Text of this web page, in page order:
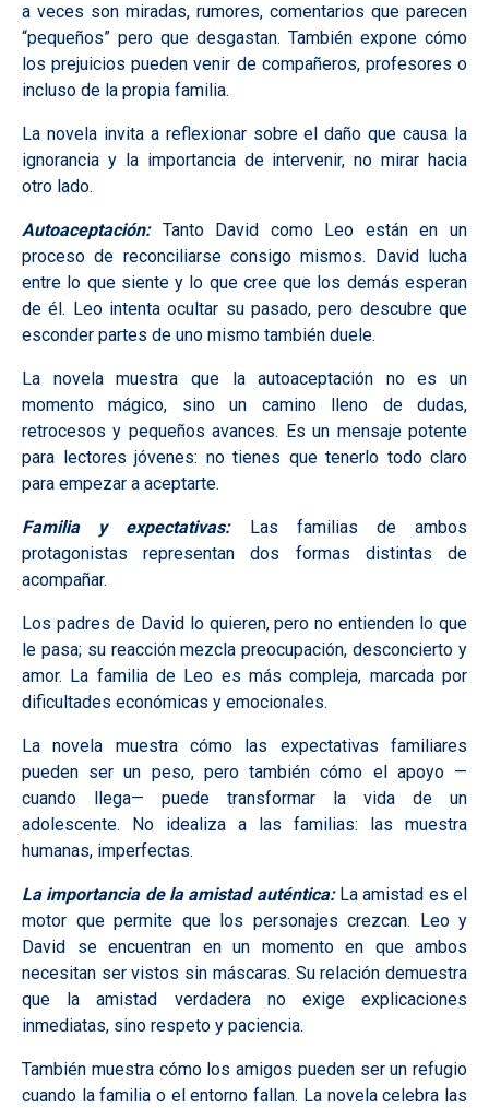
a veces son miradas, rumores, comentarios que parecen
“pequeños” pero que desgastan. También expone cómo
los prejuicios pueden venir de compañeros, profesores o
incluso de la propia familia.
La novela invita a reflexionar sobre el daño que causa la
ignorancia y la importancia de intervenir, no mirar hacia
otro lado.
Autoaceptación: Tanto David como Leo están en un
proceso de reconciliarse consigo mismos. David lucha
entre lo que siente y lo que cree que los demás esperan
de él. Leo intenta ocultar su pasado, pero descubre que
esconder partes de uno mismo también duele.
La novela muestra que la autoaceptación no es un
momento mágico, sino un camino lleno de dudas,
retrocesos y pequeños avances. Es un mensaje potente
para lectores jóvenes: no tienes que tenerlo todo claro
para empezar a aceptarte.
Familia y expectativas:
Las familias de ambos
protagonistas representan dos formas distintas de
acompañar.
Los padres de David lo quieren, pero no entienden lo que
le pasa; su reacción mezcla preocupación, desconcierto y
amor. La familia de Leo es más compleja, marcada por
dificultades económicas y emocionales.
La novela muestra cómo las expectativas familiares
pueden ser un peso, pero también cómo el apoyo —
cuando llega— puede transformar la vida de un
adolescente. No idealiza a las familias: las muestra
humanas, imperfectas.
La importancia de la amistad auténtica: La amistad es el
motor que permite que los personajes crezcan. Leo y
David se encuentran en un momento en que ambos
necesitan ser vistos sin máscaras. Su relación demuestra
que la amistad verdadera no exige explicaciones
inmediatas, sino respeto y paciencia.
También muestra cómo los amigos pueden ser un refugio
cuando la familia o el entorno fallan. La novela celebra las